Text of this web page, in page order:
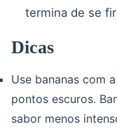
termina de se
Dicas
Use bananas com
pontos escuros.
sabor menos